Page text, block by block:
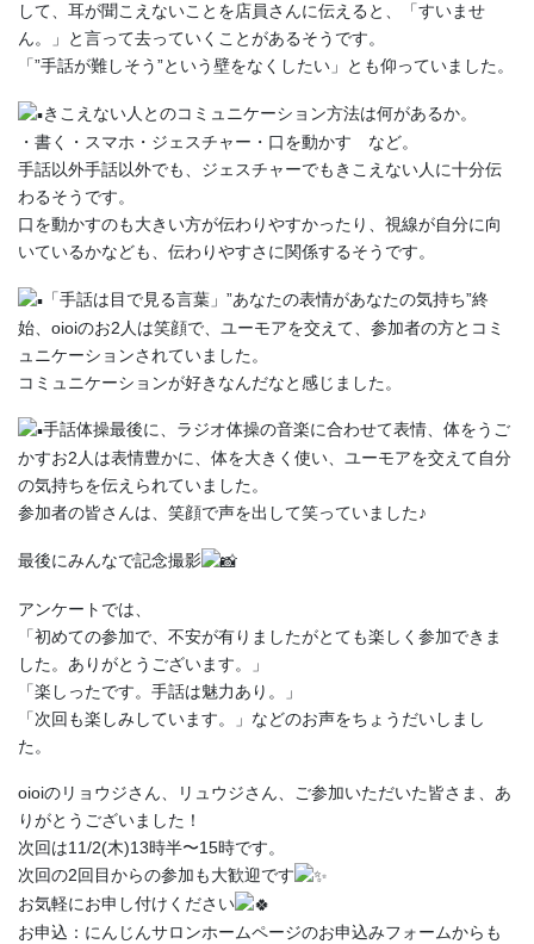
して、耳が聞こえないことを店員さんに伝えると、「すいませ
ん。」と言って去っていくことがあるそうです。
「”手話が難しそう”という壁をなくしたい」とも仰っていました。
きこえない人とのコミュニケーション方法は何があるか。
・書く・スマホ・ジェスチャー・口を動かす など。
手話以外手話以外でも、ジェスチャーでもきこえない人に十分伝
わるそうです。
口を動かすのも大きい方が伝わりやすかったり、視線が自分に向
いているかなども、伝わりやすさに関係するそうです。
「手話は目で見る言葉」”あなたの表情があなたの気持ち”終
始、oioiのお2人は笑顔で、ユーモアを交えて、参加者の方とコミ
ュニケーションされていました。
コミュニケーションが好きなんだなと感じました。️
手話体操最後に、ラジオ体操の音楽に合わせて表情、体をうご
かすお2人は表情豊かに、体を大きく使い、ユーモアを交えて自分
の気持ちを伝えられていました。
参加者の皆さんは、笑顔で声を出して笑っていました♪
最後にみんなで記念撮影
アンケートでは、
「初めての参加で、不安が有りましたがとても楽しく参加できま
した。ありがとうございます。」
「楽しったです。手話は魅力あり。」
「次回も楽しみしています。」などのお声をちょうだいしまし
た。
oioiのリョウジさん、リュウジさん、ご参加いただいた皆さま、あ
りがとうございました！
次回は11/2(木)13時半〜15時です。
次回の2回目からの参加も大歓迎です
お気軽にお申し付けください
お申込：にんじんサロンホームページのお申込みフォームからも